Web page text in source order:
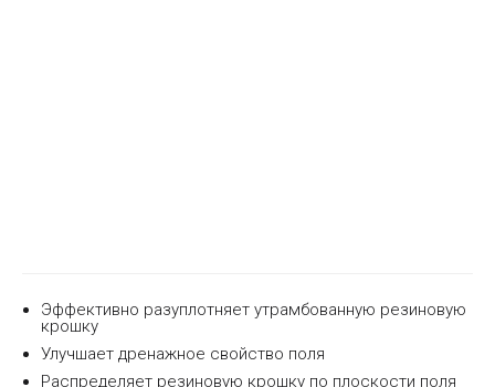
Эффективно разуплотняет утрамбованную резиновую
крошку
Улучшает дренажное свойство поля
Распределяет резиновую крошку по плоскости поля